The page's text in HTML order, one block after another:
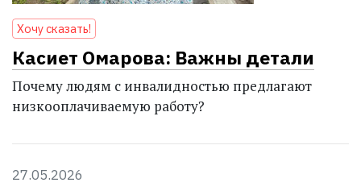
Хочу сказать!
Касиет Омарова: Важны детали
Почему людям с инвалидностью предлагают
низкооплачиваемую работу?
27.05.2026